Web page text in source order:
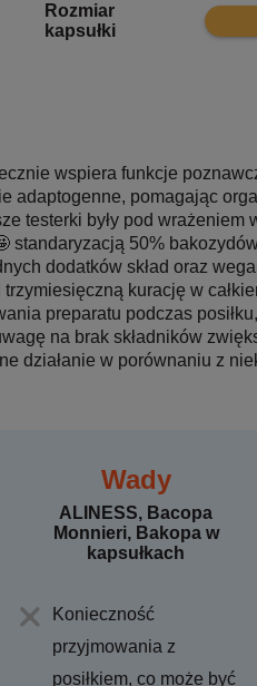
Rozmiar
kapsułki
8.6
wspiera funkcje
adaptogenne, pomagając
testerki były pod wrażeniem
standaryzacją 50%
dodatków skład oraz
kurację w
preparatu podczas
na brak składników
działanie w porównaniu z
Wady
ALINESS, Bacopa
Monnieri, Bakopa w
kapsułkach
Konieczność
przyjmowania z
posiłkiem, co może być